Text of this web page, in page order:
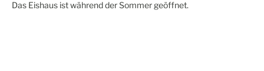
Das Eishaus ist während der Sommer geöffnet.